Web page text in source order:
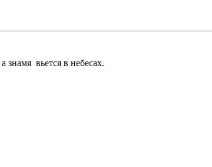
знамя вьется в небесах.